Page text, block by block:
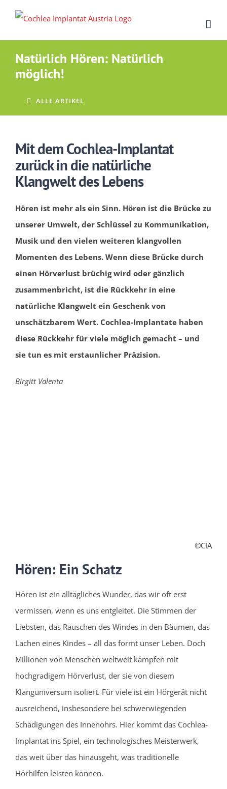
Zum
springen
Natürlich Hören: Natürlich
möglich!
ALLE ARTIKEL
Mit dem Cochlea-Implantat
zurück in die natürliche
Klangwelt des Lebens
Hören ist mehr als ein Sinn. Hören ist die Brücke zu
unserer Umwelt, der Schlüssel zu Kommunikation,
Musik und den vielen weiteren klangvollen
Momenten des Lebens. Wenn diese Brücke durch
einen Hörverlust brüchig wird oder gänzlich
zusammenbricht, ist die Rückkehr in eine
natürliche Klangwelt ein Geschenk von
unschätzbarem Wert. Cochlea-Implantate haben
diese Rückkehr für viele möglich gemacht – und
sie tun es mit erstaunlicher Präzision.
Birgitt Valenta
©CIA
Hören: Ein Schatz
Hören ist ein alltägliches Wunder, das wir oft erst
vermissen, wenn es uns entgleitet. Die Stimmen der
Liebsten, das Rauschen des Windes in den Bäumen, das
Lachen eines Kindes – all das formt unser Leben. Doch
Millionen von Menschen weltweit kämpfen mit
hochgradigem Hörverlust, der sie von diesem
Klanguniversum isoliert. Für viele ist ein Hörgerät nicht
ausreichend, insbesondere bei schwerwiegenden
Schädigungen des Innenohrs. Hier kommt das Cochlea-
Implantat ins Spiel, ein technologisches Meisterwerk,
das weit über das hinausgeht, was traditionelle
Hörhilfen leisten können.